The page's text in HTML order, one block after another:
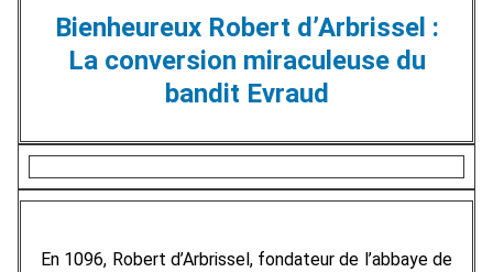
Bienheureux Robert d’Arbrissel :
La conversion miraculeuse du
bandit Evraud
En 1096, Robert d’Arbrissel, fondateur de l’abbaye de